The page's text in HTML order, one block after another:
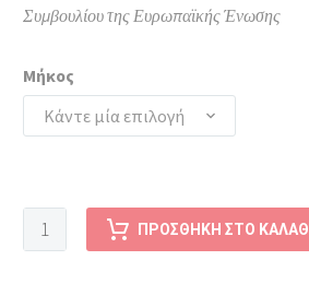
Συμβουλίου της Ευρωπαϊκής Ένωσης
Μήκος
Κάντε μία επιλογή
ΒΕΡΓΑ
MAD
ΠΡΟΣΘΉΚΗ ΣΤΟ ΚΑΛΆΘΙ